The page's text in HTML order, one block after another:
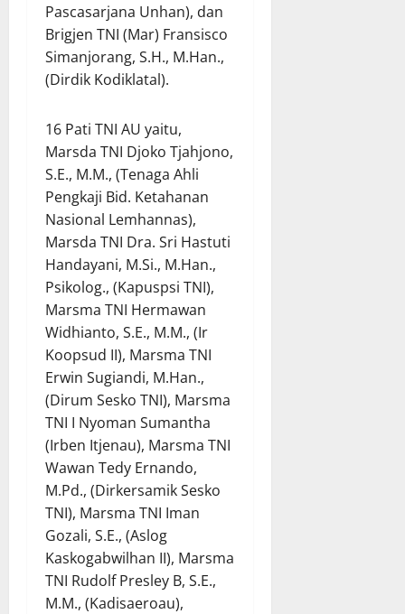
Pascasarjana Unhan), dan
Brigjen TNI (Mar) Fransisco
Simanjorang, S.H., M.Han.,
(Dirdik Kodiklatal).
16 Pati TNI AU yaitu,
Marsda TNI Djoko Tjahjono,
S.E., M.M., (Tenaga Ahli
Pengkaji Bid. Ketahanan
Nasional Lemhannas),
Marsda TNI Dra. Sri Hastuti
Handayani, M.Si., M.Han.,
Psikolog., (Kapuspsi TNI),
Marsma TNI Hermawan
Widhianto, S.E., M.M., (Ir
Koopsud II), Marsma TNI
Erwin Sugiandi, M.Han.,
(Dirum Sesko TNI), Marsma
TNI I Nyoman Sumantha
(Irben Itjenau), Marsma TNI
Wawan Tedy Ernando,
M.Pd., (Dirkersamik Sesko
TNI), Marsma TNI Iman
Gozali, S.E., (Aslog
Kaskogabwilhan II), Marsma
TNI Rudolf Presley B, S.E.,
M.M., (Kadisaeroau),